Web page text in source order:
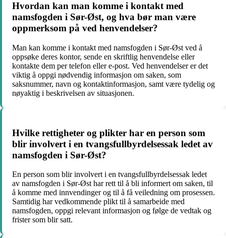
Hvordan kan man komme i kontakt med
namsfogden i Sør-Øst, og hva bør man være
oppmerksom på ved henvendelser?
Man kan komme i kontakt med namsfogden i Sør-Øst ved å
oppsøke deres kontor, sende en skriftlig henvendelse eller
kontakte dem per telefon eller e-post. Ved henvendelser er det
viktig å oppgi nødvendig informasjon om saken, som
saksnummer, navn og kontaktinformasjon, samt være tydelig og
nøyaktig i beskrivelsen av situasjonen.
Hvilke rettigheter og plikter har en person som
blir involvert i en tvangsfullbyrdelsessak ledet av
namsfogden i Sør-Øst?
En person som blir involvert i en tvangsfullbyrdelsessak ledet
av namsfogden i Sør-Øst har rett til å bli informert om saken, til
å komme med innvendinger og til å få veiledning om prosessen.
Samtidig har vedkommende plikt til å samarbeide med
namsfogden, oppgi relevant informasjon og følge de vedtak og
frister som blir satt.